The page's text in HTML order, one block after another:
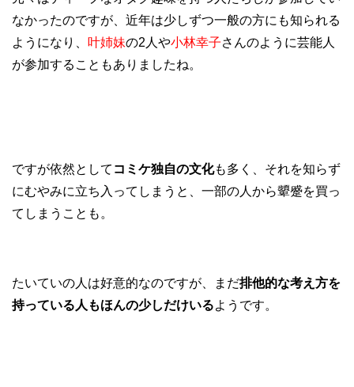
なかったのですが、近年は少しずつ一般の方にも知られる
ようになり、 叶姉妹の2人や小林幸子さんのように芸能人
が参加することもありましたね。
ですが依然として コミケ独自の文化も多く、それを知らず
にむやみに立ち入ってしまうと、一部の人から顰蹙を買っ
てしまうことも。
たいていの人は好意的なのですが、まだ排他的な考え方を
持っている人もほんの少しだけいるようです。